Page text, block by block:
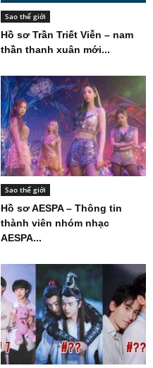
Sao thế giới
Hồ sơ Trần Triết Viễn – nam
thần thanh xuân mới...
Sao thế giới
Hồ sơ AESPA – Thông tin
thành viên nhóm nhạc
AESPA...